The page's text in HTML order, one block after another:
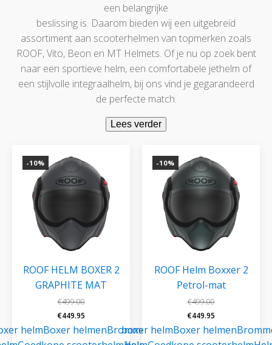
een belangrijke
beslissing is. Daarom bieden wij een uitgebreid
assortiment aan scooterhelmen van topmerken zoals
ROOF, Vito, Beon en MT Helmets. Of je nu op zoek bent
naar een sportieve helm, een comfortabele jethelm of
een stijlvolle integraalhelm, bij ons vind je gegarandeerd
de perfecte match.
Lees verder
-10%
ROOF HELM BOXER 2
GRAPHITE MAT
€499.00
Oorspronkelijke
prijs
€449.95Huidige
prijs
helmBoxer helmenBrommer
-10%
ROOF Helm Boxxer 2
Petrol-mat
€499.00
Oorspronkelijke
prijs
€449.95Huidige
prijs
boxer helmBoxer helmen